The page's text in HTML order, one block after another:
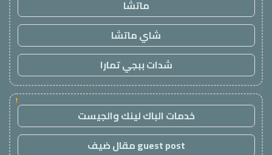
ماتشا
شاي ماتشا
شدات ببجي تمارا
!
خدمات الباك لينك والجيست
guest post مقال ضيف